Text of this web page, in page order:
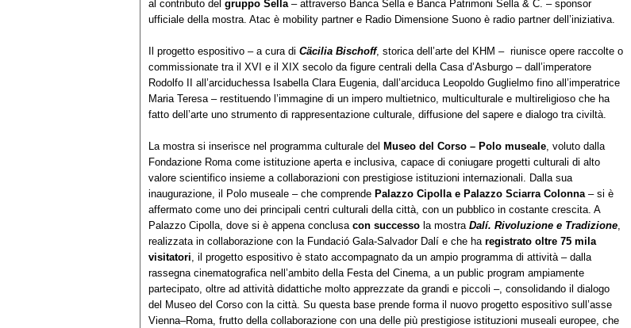
al contributo del gruppo Sella – attraverso Banca Sella e Banca Patrimoni Sella & C. – sponsor
ufficiale della mostra. Atac è mobility partner e Radio Dimensione Suono è radio partner dell’iniziativa.
Il progetto espositivo – a cura di Cäcilia Bischoff, storica dell’arte del KHM – riunisce opere raccolte o
commissionate tra il XVI e il XIX secolo da figure centrali della Casa d’Asburgo – dall’imperatore
Rodolfo II all’arciduchessa Isabella Clara Eugenia, dall’arciduca Leopoldo Guglielmo fino all’imperatrice
Maria Teresa – restituendo l’immagine di un impero multietnico, multiculturale e multireligioso che ha
fatto dell’arte uno strumento di rappresentazione culturale, diffusione del sapere e dialogo tra civiltà.
La mostra si inserisce nel programma culturale del Museo del Corso – Polo museale, voluto dalla
Fondazione Roma come istituzione aperta e inclusiva, capace di coniugare progetti culturali di alto
valore scientifico insieme a collaborazioni con prestigiose istituzioni internazionali. Dalla sua
inaugurazione, il Polo museale – che comprende Palazzo Cipolla e Palazzo Sciarra Colonna– si è
affermato come uno dei principali centri culturali della città, con un pubblico in costante crescita. A
Palazzo Cipolla, dove si è appena conclusa con successo la mostra Dalí. Rivoluzione e Tradizione,
realizzata in collaborazione con la Fundació Gala-Salvador Dalí e che ha registrato oltre 75 mila
visitatori, il progetto espositivo è stato accompagnato da un ampio programma di attività – dalla
rassegna cinematografica nell’ambito della Festa del Cinema, a un public program ampiamente
partecipato, oltre ad attività didattiche molto apprezzate da grandi e piccoli –, consolidando il dialogo
del Museo del Corso con la città. Su questa base prende forma il nuovo progetto espositivo sull’asse
Vienna–Roma, frutto della collaborazione con una delle più prestigiose istituzioni museali europee, che